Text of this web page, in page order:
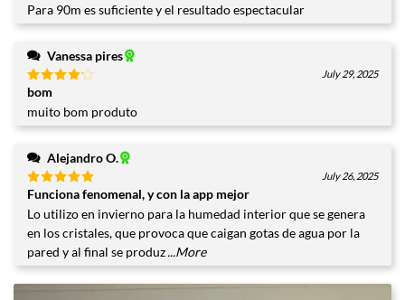
Para 90m es suficiente y el resultado espectacular
Vanessa pires
Valorado
con
de 5
July 29, 2025
bom
muito bom produto
Alejandro O.
Valorado
con 5de
5
July 26, 2025
Funciona fenomenal, y con la app mejor
Lo utilizo en invierno para la humedad interior que se genera
en los cristales, que provoca que caigan gotas de agua por la
pared y al final se produz...More